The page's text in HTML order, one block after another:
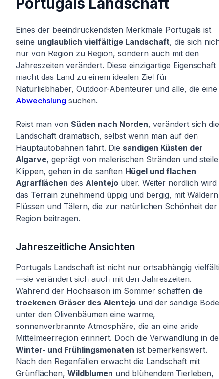
Eines der beeindruckendsten Merkmale Portugals ist
seine unglaublich vielfältige Landschaft, die sich
nur von Region zu Region, sondern auch mit den
Jahreszeiten verändert. Diese einzigartige Eigenschaft
macht das Land zu einem idealen Ziel für
Naturliebhaber, Outdoor-Abenteurer und alle, die eine
Abwechslung suchen.
Reist man von Süden nach Norden, verändert sich die
Landschaft dramatisch, selbst wenn man auf den
Hauptautobahnen fährt. Die sandigen Küsten der
Algarve, geprägt von malerischen Stränden und
Klippen, gehen in die sanften Hügel und flachen
Agrarflächen des Alentejo über. Weiter nördlich wird
das Terrain zunehmend üppig und bergig, mit
Flüssen und Tälern, die zur natürlichen Schönheit der
Region beitragen.
Jahreszeitliche Ansichten
Portugals Landschaft ist nicht nur ortsabhängig
—sie verändert sich auch mit den Jahreszeiten.
Während der Hochsaison im Sommer schaffen die
trockenen Gräser des Alentejo und der sandige
unter den Olivenbäumen eine warme,
sonnenverbrannte Atmosphäre, die an eine aride
Mittelmeerregion erinnert. Doch die Verwandlung in
Winter- und Frühlingsmonaten ist bemerkenswert.
Nach den Regenfällen erwacht die Landschaft mit
Grünflächen, Wildblumen und blühendem Tierleben,